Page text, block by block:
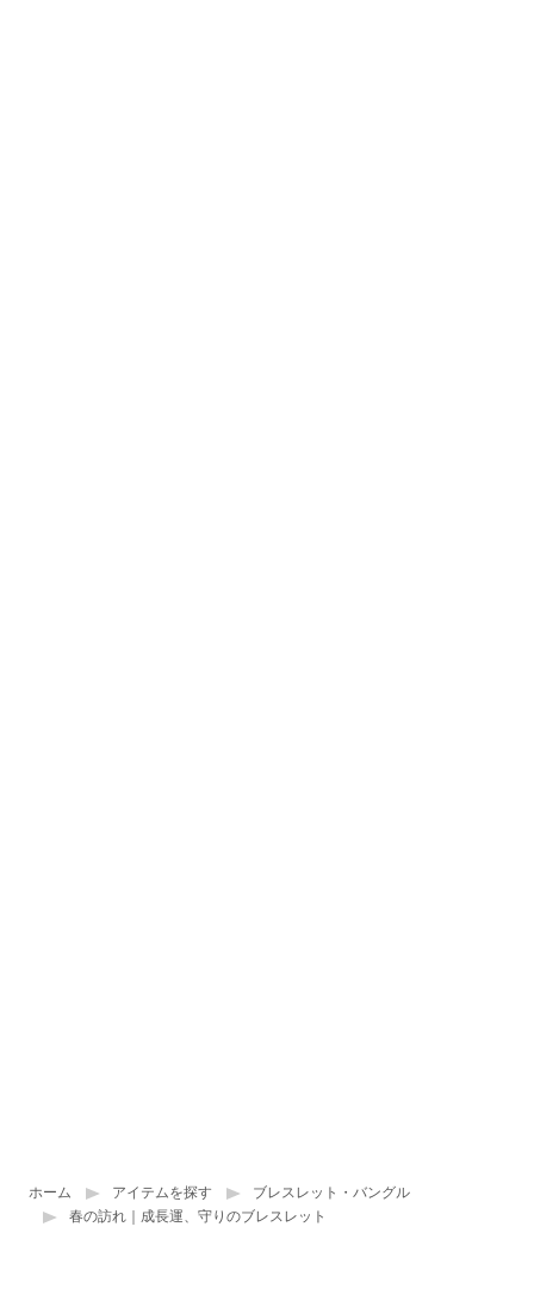
ホーム アイテムを探す
ブレスレット・バングル
春の訪れ｜成長運、守りのブレスレット